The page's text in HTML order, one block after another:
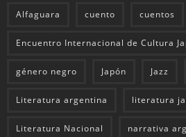
Alfaguara cuento cuentos
Encuentro Internacional de Cultura
género negro Japón Jazz
Literatura argentina literatura
Literatura Nacional narrativa